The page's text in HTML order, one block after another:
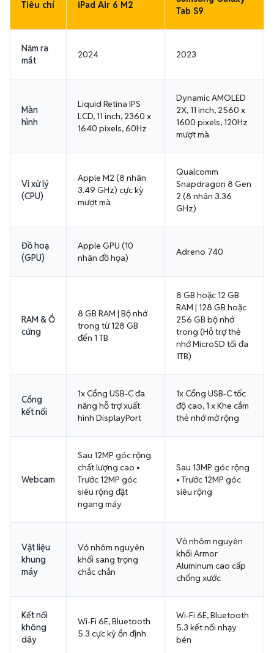
Tiêu chí iPad Air 6 M2
Tab S9
Năm ra
mắt
2024 2023
Màn
hình
Liquid Retina IPS
LCD, 11 inch, 2360 x
1640 pixels, 60Hz
Dynamic AMOLED
2X, 11 inch, 2560 x
1600 pixels, 120Hz
mượt mà
Vi xử lý
(CPU)
Apple M2 (8 nhân
3.49 GHz) cực kỳ
mượt mà
Qualcomm
Snapdragon 8 Gen
2 (8 nhân 3.36
GHz)
Đồ hoạ
(GPU)
Apple GPU (10
nhân đồ họa)
Adreno 740
RAM & Ổ
cứng
8 GB RAM | Bộ nhớ
trong từ 128 GB
đến 1 TB
8 GB hoặc 12 GB
RAM | 128 GB hoặc
256 GB bộ nhớ
trong (Hỗ trợ thẻ
nhớ MicroSD tối đa
1TB)
Cổng
kết nối
1x Cổng USB-C đa
năng hỗ trợ xuất
hình DisplayPort
1x Cổng USB-C tốc
độ cao, 1 x Khe cắm
thẻ nhớ mở rộng
Webcam
Sau 12MP góc rộng
chất lượng cao •
Trước 12MP góc
siêu rộng đặt
ngang máy
Sau 13MP góc rộng
• Trước 12MP góc
siêu rộng
Vật liệu
khung
máy
Vỏ nhôm nguyên
khối sang trọng
chắc chắn
Vỏ nhôm nguyên
khối Armor
Aluminum cao cấp
chống xước
Kết nối
không
dây
Wi-Fi 6E, Bluetooth
5.3 cực kỳ ổn định
Wi-Fi 6E, Bluetooth
5.3 kết nối nhạy
bén